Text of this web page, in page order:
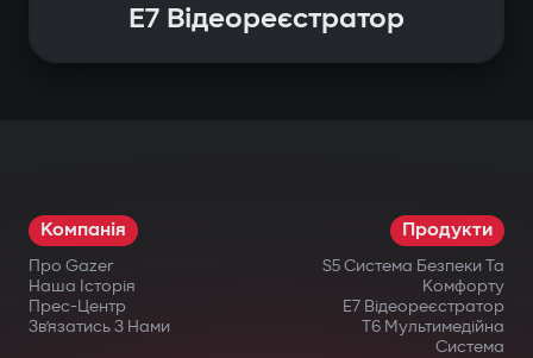
E7 Відеореєстратор
Компанія
Про Gazer
Наша Історія
Прес-Центр
Зв’язатись З Нами
Продукти
S5 Система Безпеки Та
Комфорту
E7 Відеореєстратор
T6 Мультимедійна
Система